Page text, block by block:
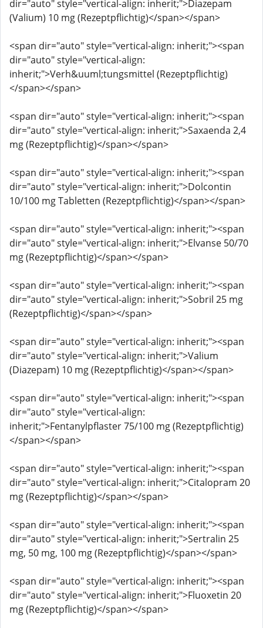
dir="auto" style="vertical-align: inherit;">Diazepam
(Valium) 10 mg (Rezeptpflichtig)</span></span>
<span dir="auto" style="vertical-align: inherit;"><span
dir="auto" style="vertical-align:
inherit;">Verh&uuml;tungsmittel (Rezeptpflichtig)
</span></span>
<span dir="auto" style="vertical-align: inherit;"><span
dir="auto" style="vertical-align: inherit;">Saxaenda 2,4
mg (Rezeptpflichtig)</span></span>
<span dir="auto" style="vertical-align: inherit;"><span
dir="auto" style="vertical-align: inherit;">Dolcontin
10/100 mg Tabletten (Rezeptpflichtig)</span></span>
<span dir="auto" style="vertical-align: inherit;"><span
dir="auto" style="vertical-align: inherit;">Elvanse 50/70
mg (Rezeptpflichtig)</span></span>
<span dir="auto" style="vertical-align: inherit;"><span
dir="auto" style="vertical-align: inherit;">Sobril 25 mg
(Rezeptpflichtig)</span></span>
<span dir="auto" style="vertical-align: inherit;"><span
dir="auto" style="vertical-align: inherit;">Valium
(Diazepam) 10 mg (Rezeptpflichtig)</span></span>
<span dir="auto" style="vertical-align: inherit;"><span
dir="auto" style="vertical-align:
inherit;">Fentanylpflaster 75/100 mg (Rezeptpflichtig)
</span></span>
<span dir="auto" style="vertical-align: inherit;"><span
dir="auto" style="vertical-align: inherit;">Citalopram 20
mg (Rezeptpflichtig)</span></span>
<span dir="auto" style="vertical-align: inherit;"><span
dir="auto" style="vertical-align: inherit;">Sertralin 25
mg, 50 mg, 100 mg (Rezeptpflichtig)</span></span>
<span dir="auto" style="vertical-align: inherit;"><span
dir="auto" style="vertical-align: inherit;">Fluoxetin 20
mg (Rezeptpflichtig)</span></span>